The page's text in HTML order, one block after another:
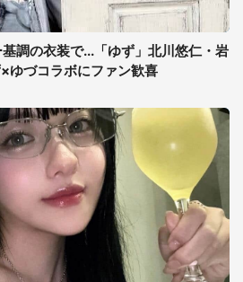
調の衣装で...「ゆず」北川悠仁・岩
ゆづコラボにファン歓喜